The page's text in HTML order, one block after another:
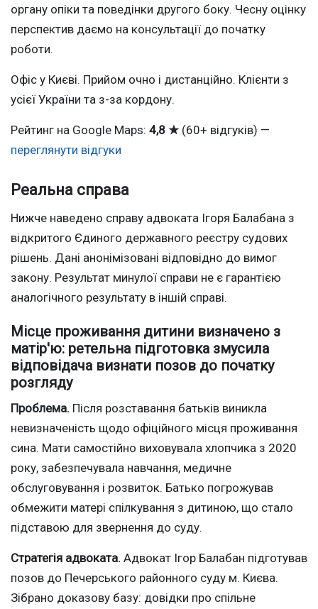
органу опіки та поведінки другого боку. Чесну оцінку
перспектив даємо на консультації до початку
роботи.
Офіс у Києві. Прийом очно і дистанційно. Клієнти з
усієї України та з-за кордону.
Рейтинг на Google Maps: 4,8 ★ (60+ відгуків) —
переглянути відгуки
Реальна справа
Нижче наведено справу адвоката Ігоря Балабана з
відкритого Єдиного державного реєстру судових
рішень. Дані анонімізовані відповідно до вимог
закону. Результат минулої справи не є гарантією
аналогічного результату в іншій справі.
Місце проживання дитини визначено з
матір'ю: ретельна підготовка змусила
відповідача визнати позов до початку
розгляду
Проблема. Після розставання батьків виникла
невизначеність щодо офіційного місця проживання
сина. Мати самостійно виховувала хлопчика з 2020
року, забезпечувала навчання, медичне
обслуговування і розвиток. Батько погрожував
обмежити матері спілкування з дитиною, що стало
підставою для звернення до суду.
Стратегія адвоката. Адвокат Ігор Балабан підготував
позов до Печерського районного суду м. Києва.
Зібрано доказову базу: довідки про спільне